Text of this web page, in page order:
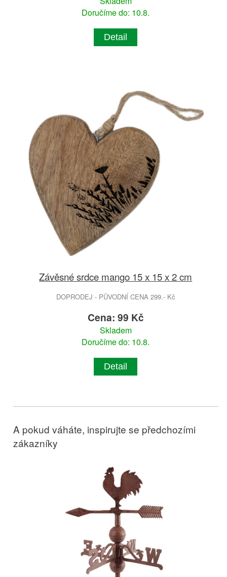
Doručíme do: 10.8.
Detail
Závěsné srdce mango 15 x 15 x 2 cm
DOPRODEJ - PŮVODNÍ CENA 299.- Kč
Cena: 99 Kč
Skladem
Doručíme do: 10.8.
Detail
A pokud váháte, inspirujte se předchozími
zákazníky